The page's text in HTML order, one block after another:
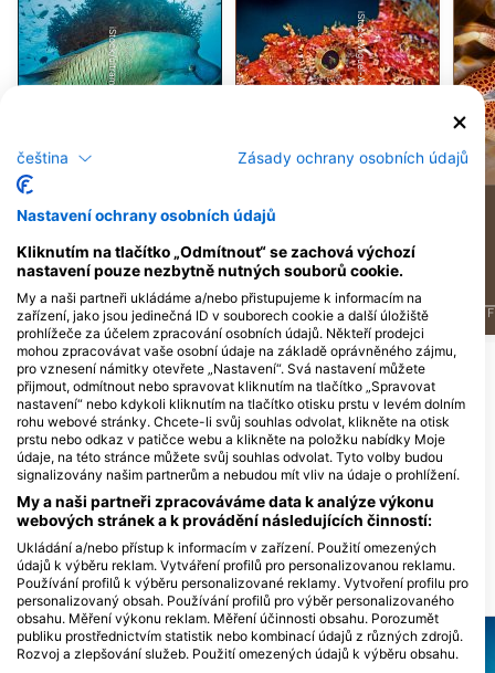
iStock/ultramarinfoto
Wrasse
4Pozorování
J F M A M J J A S O N D
iStock-Miguel-Angelo-Silva.
Scorpionfish
J F M A M J J A S O N D F
Potápěčská centra obsluhující tuto
potápěčskou lokalitu
Dive Loft Krk
Namori 4, 51516 Vrbnik, Chorvatsko
DIVE LOKALITY V OKOLÍ
čeština Zásady ochrany osobních údajů
Nastavení ochrany osobních údajů
Kliknutím na tlačítko „Odmítnout“ se zachová výchozí
nastavení pouze nezbytně nutných souborů cookie.
My a naši partneři ukládáme a/nebo přistupujeme k informacím na
zařízení, jako jsou jedinečná ID v souborech cookie a další úložiště
prohlížeče za účelem zpracování osobních údajů. Někteří prodejci
mohou zpracovávat vaše osobní údaje na základě oprávněného zájmu,
pro vznesení námitky otevřete „Nastavení“. Svá nastavení můžete
přijmout, odmítnout nebo spravovat kliknutím na tlačítko „Spravovat
nastavení“ nebo kdykoli kliknutím na tlačítko otisku prstu v levém dolním
rohu webové stránky. Chcete-li svůj souhlas odvolat, klikněte na otisk
prstu nebo odkaz v patičce webu a klikněte na položku nabídky Moje
údaje, na této stránce můžete svůj souhlas odvolat. Tyto volby budou
signalizovány našim partnerům a nebudou mít vliv na údaje o prohlížení.
My a naši partneři zpracováváme data k analýze výkonu
webových stránek a k provádění následujících činností:
Ukládání a/nebo přístup k informacím v zařízení. Použití omezených
údajů k výběru reklam. Vytváření profilů pro personalizovanou reklamu.
Používání profilů k výběru personalizované reklamy. Vytvoření profilu pro
personalizovaný obsah. Používání profilů pro výběr personalizovaného
obsahu. Měření výkonu reklam. Měření účinnosti obsahu. Porozumět
publiku prostřednictvím statistik nebo kombinací údajů z různých zdrojů.
Rozvoj a zlepšování služeb. Použití omezených údajů k výběru obsahu.